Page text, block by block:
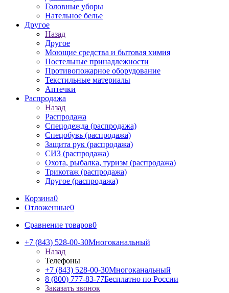
Головные уборы
Нательное белье
Другое
Назад
Другое
Моющие средства и бытовая химия
Постельные принадлежности
Противопожарное оборудование
Текстильные материалы
Аптечки
Распродажа
Назад
Распродажа
Спецодежда (распродажа)
Спецобувь (распродажа)
Защита рук (распродажа)
СИЗ (распродажа)
Охота, рыбалка, туризм (распродажа)
Трикотаж (распродажа)
Другое (распродажа)
Корзина0
Отложенные0
Сравнение товаров0
+7 (843) 528-00-30Многоканальный
Назад
Телефоны
+7 (843) 528-00-30Многоканальный
8 (800) 777-83-77Бесплатно по России
Заказать звонок